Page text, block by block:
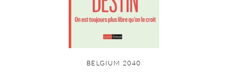
BELGIUM 2040